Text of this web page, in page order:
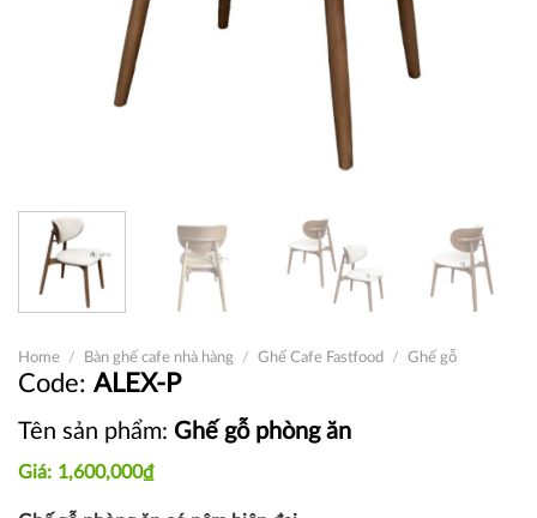
Home / Bàn ghế cafe nhà hàng / Ghế Cafe Fastfood / Ghế gỗ
ALEX-P
Tên sản phẩm: Ghế gỗ phòng ăn
1,600,000₫